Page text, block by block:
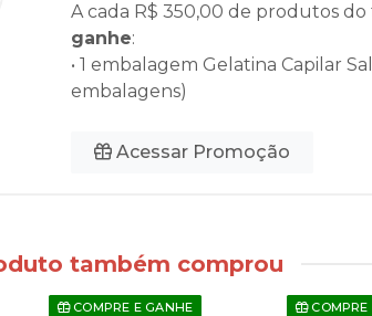
A cada R$ 350,00 de produtos
ganhe:
• 1 embalagem Gelatina Capilar
embalagens)
Acessar Promoção
também comprou
COMPRE E GANHE COMPRE